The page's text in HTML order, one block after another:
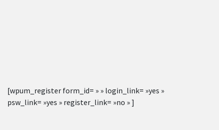
[wpum_register form_id= » » login_link= »yes »
psw_link= »yes » register_link= »no » ]